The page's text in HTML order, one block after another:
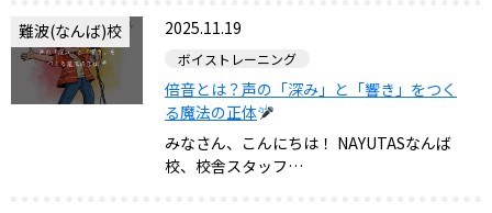
難波(なんば)校 2025.11.19
ボイストレーニング
倍音とは？声の「深み」と「響き」をつく
る魔法の正体
みなさん、こんにちは！ NAYUTASなんば
校、校舎スタッフ…